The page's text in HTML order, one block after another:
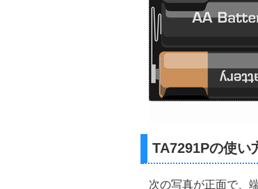
TA7291Pの使い
次の写真が正面で、